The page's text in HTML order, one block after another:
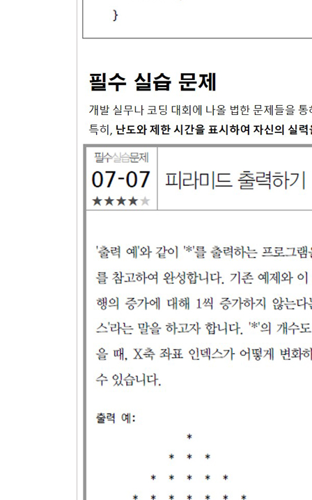
3.4.4. 문자열 입력
모범답안과 해설
4장. 연산자 - 기본
4.1. 산술 연산자
4.1.1. 덧셈, 뺄셈 연산자
4.1.2. 이형자료 간의 연산 및 형승격
4.1.3. 곱셈, 나눗셈 연산자
4.1.4. 나머지 연산자
4.2. 대입 연산자
4.3. 형변환 연산자
4.4. 단항 증감 연산자
4.5.1. 비트 연산자의 사용
4.5.2. 마스크 연산
연습문제
5.1. sizeof 연산자